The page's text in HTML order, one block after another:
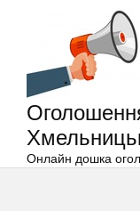
Онлайн дошка